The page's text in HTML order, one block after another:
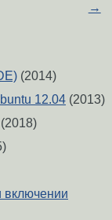
→
(2014)
12.04 (2013)
(2018)
включении